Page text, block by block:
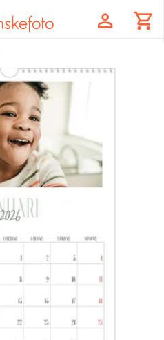
profile shopping_cart